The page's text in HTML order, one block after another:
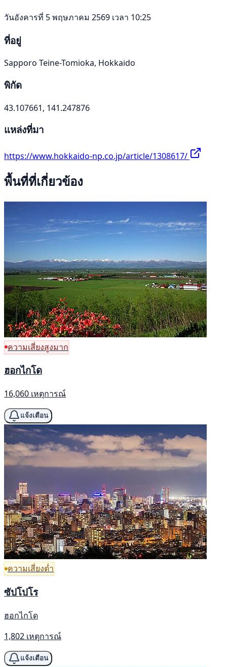
วันอังคารที่ 5 พฤษภาคม 2569 เวลา 10:25
ที่อยู่
Sapporo Teine-Tomioka, Hokkaido
พิกัด
43.107661, 141.247876
แหล่งที่มา
https://www.hokkaido-np.co.jp/article/1308617/
พื้นที่ที่เกี่ยวข้อง
ความเสี่ยงสูงมาก
ฮอกไกโด
16,060 เหตุการณ์
แจ้งเตือน
ความเสี่ยงต่ำ
ซัปโปโร
ฮอกไกโด
1,802 เหตุการณ์
แจ้งเตือน